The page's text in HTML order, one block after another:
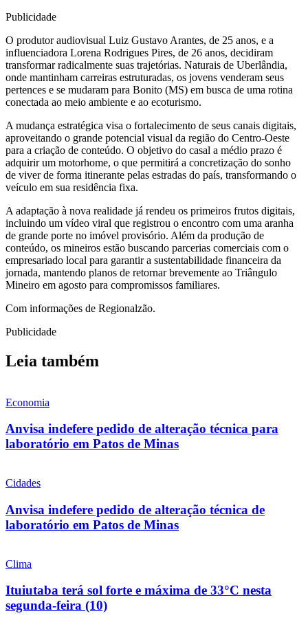
Publicidade
O produtor audiovisual Luiz Gustavo Arantes, de 25 anos, e a
influenciadora Lorena Rodrigues Pires, de 26 anos, decidiram
transformar radicalmente suas trajetórias. Naturais de Uberlândia,
onde mantinham carreiras estruturadas, os jovens venderam seus
pertences e se mudaram para Bonito (MS) em busca de uma rotina
conectada ao meio ambiente e ao ecoturismo.
A mudança estratégica visa o fortalecimento de seus canais digitais,
aproveitando o grande potencial visual da região do Centro-Oeste
para a criação de conteúdo. O objetivo do casal a médio prazo é
adquirir um motorhome, o que permitirá a concretização do sonho
de viver de forma itinerante pelas estradas do país, transformando o
veículo em sua residência fixa.
A adaptação à nova realidade já rendeu os primeiros frutos digitais,
incluindo um vídeo viral que registrou o encontro com uma aranha
de grande porte no imóvel provisório. Além da produção de
conteúdo, os mineiros estão buscando parcerias comerciais com o
empresariado local para garantir a sustentabilidade financeira da
jornada, mantendo planos de retornar brevemente ao Triângulo
Mineiro em agosto para compromissos familiares.
Com informações de Regionalzão.
Publicidade
Leia também
Economia
Anvisa indefere pedido de alteração técnica para
laboratório em Patos de Minas
Cidades
Anvisa indefere pedido de alteração técnica de
laboratório em Patos de Minas
Clima
Ituiutaba terá sol forte e máxima de 33°C nesta
segunda-feira (10)